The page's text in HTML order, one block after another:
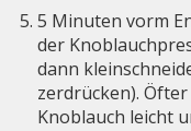
5 Minuten vorm
der
dann
zerdrücken).
Knoblauch leicht